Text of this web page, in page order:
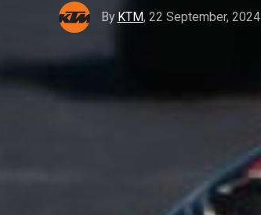
By KTM, 22 September, 2024